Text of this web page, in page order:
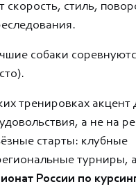
скорость, стиль,
собаки
тренировках акцент
а не на
старты: клубные
турниры,
России по